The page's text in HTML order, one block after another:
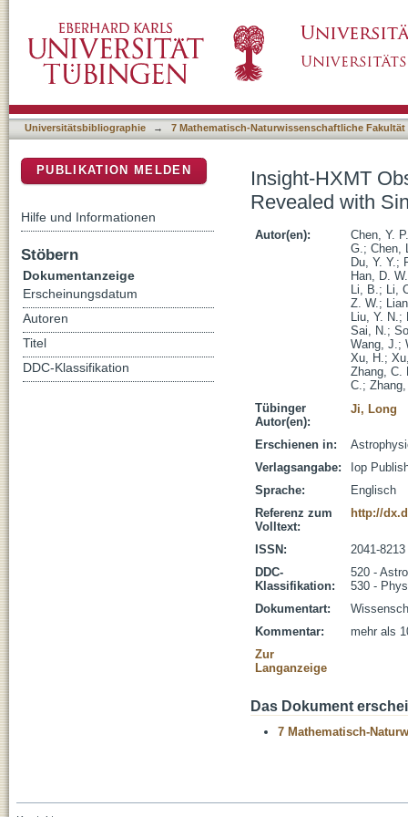
Ray Burst
Universitätsbibliographie → 7 Mathematisch-Naturwissenschaftliche Fakultät
Insight-HXMT
Revealed with
Autor(en):
Chen, Y. P.
G.; Chen,
Du, Y. Y.;
Han, D. W.
Li, B.; Li,
Z. W.;
Liu, Y. N.;
Sai, N.;
Wang, J.;
Xu, H.;
Zhang, C.
C.;
Tübinger
Autor(en):
Ji, Long
Erschienen in:
Verlagsangabe:
Iop
Sprache:
Englisch
Referenz zum
Volltext:
http://
ISSN:
2041-8213
DDC-
Klassifikation:
520 -
530 -
Dokumentart:
Kommentar:
mehr als
Zur
Langanzeige
Das Dokument
7 Mathematisch-
PUBLIKATION MELDEN
Hilfe und Informationen
Stöbern
Dokumentanzeige
Erscheinungsdatum
Autoren
Titel
DDC-Klassifikation